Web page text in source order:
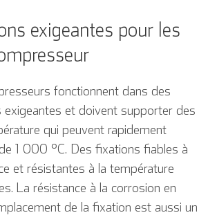
exigeantes pour les
fonctionnent dans des
exigeantes et doivent supporter des
qui peuvent rapidement
1 000 °C. Des fixations fiables à
et résistantes à la température
La résistance à la corrosion en
de la fixation est aussi un